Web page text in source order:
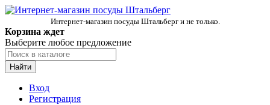
Интернет-магазин посуды Штальберг и не только.
Корзина ждет
Выберите любое предложение
Найти
Вход
Регистрация